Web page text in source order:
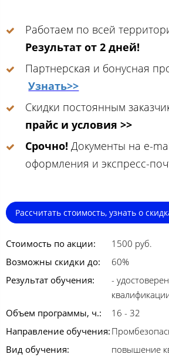
Работаем по всей
Результат от 2 дней!
Партнерская и бонусная
Узнать>>
Скидки постоянным
прайс и условия >>
Срочно! Документы на e-
оформления и экспресс-
Рассчитать стоимость, узнать о
Стоимость по акции:
1500 руб.
Возможны скидки до:
60%
Результат обучения:
-
Объем программы, ч.:
16 - 32
Направление обучения:
Вид обучения:
повышение